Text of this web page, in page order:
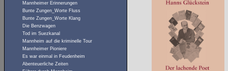
Mannheimer Erinnerungen
Bunte Zungen_Worte Fluss
Bunte Zungen_Worte Klang
Die Benzwagen
Tod im Suezkanal
Mannheim auf die kriminelle Tour
Mannheimer Pioniere
Es war einmal in Feudenheim
Abenteuerliche Zeiten